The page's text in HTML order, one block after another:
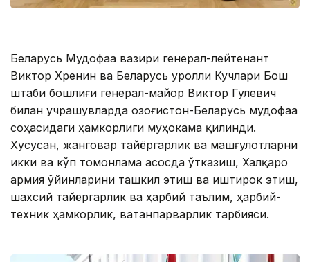
Беларусь Мудофаа вазири генерал-лейтенант
Виктор Хренин ва Беларусь Қуролли Кучлари Бош
штаби бошлиғи генерал-майор Виктор Гулевич
билан учрашувларда Қозоғистон-Беларусь мудофаа
соҳасидаги ҳамкорлиги муҳокама қилинди.
Хусусан, жанговар тайёргарлик ва машғулотларни
икки ва кўп томонлама асосда ўтказиш, Халқаро
армия ўйинларини ташкил этиш ва иштирок этиш,
шахсий тайёргарлик ва ҳарбий таълим, ҳарбий-
техник ҳамкорлик, ватанпарварлик тарбияси.